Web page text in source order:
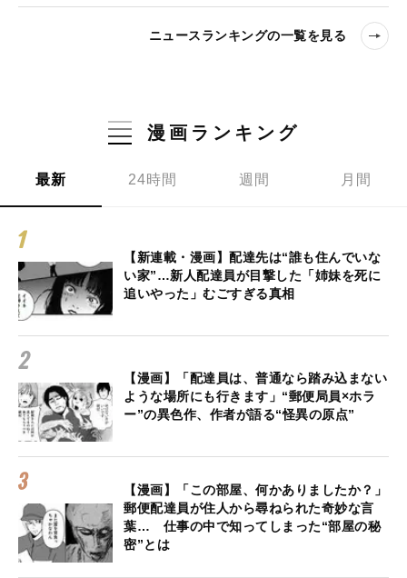
ニュースランキングの一覧を見る
漫画ランキング
最新 24時間 週間 月間
【新連載・漫画】配達先は“誰も住んでいな
い家”…新人配達員が目撃した「姉妹を死に
追いやった」むごすぎる真相
【漫画】「配達員は、普通なら踏み込まない
ような場所にも行きます」“郵便局員×ホラ
ー”の異色作、作者が語る“怪異の原点”
【漫画】「この部屋、何かありましたか？」
郵便配達員が住人から尋ねられた奇妙な言
葉… 仕事の中で知ってしまった“部屋の秘
密”とは